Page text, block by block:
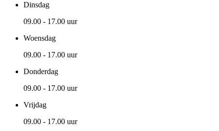
Dinsdag
09.00 - 17.00 uur
Woensdag
09.00 - 17.00 uur
Donderdag
09.00 - 17.00 uur
Vrijdag
09.00 - 17.00 uur